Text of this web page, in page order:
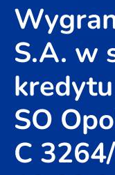
S.A. w
SO
C